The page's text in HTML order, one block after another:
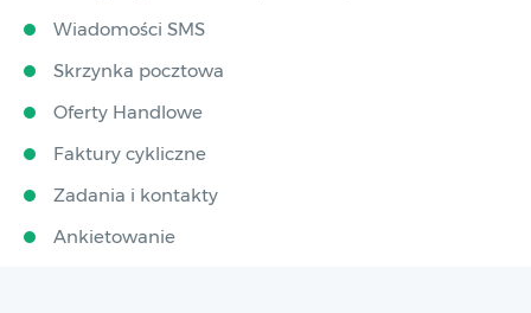
Wiadomości SMS
Skrzynka pocztowa
Oferty Handlowe
Faktury cykliczne
Zadania i kontakty
Ankietowanie